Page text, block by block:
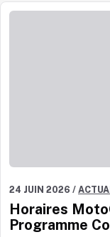
24 JUIN 2026 /
Horaires
Programme